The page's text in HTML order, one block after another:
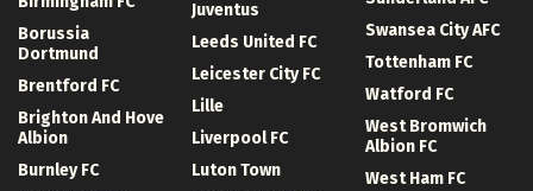
Borussia
Dortmund
Brentford FC
Brighton And Hove
Albion
Burnley FC
Juventus
Leeds United FC
Leicester City FC
Lille
Liverpool FC
Luton Town
Swansea City AFC
Tottenham FC
Watford FC
West Bromwich
Albion FC
West Ham FC